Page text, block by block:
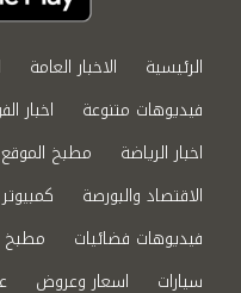
الرئيسية الاخبار العامة
فيديوهات متنوعة
اخبار
اخبار الرياضة
مطبخ الموقع
الاقتصاد والبورصة
فيديوهات فضائيات
مطبخ
سيارات
اسعار وعروض